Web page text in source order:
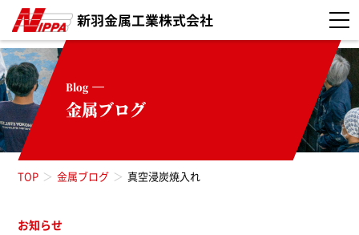
Blog
金属ブログ
TOP 金属ブログ 真空浸炭焼入れ
お知らせ
お知らせ（52）